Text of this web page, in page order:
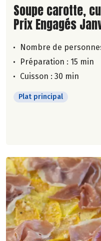
Lire la suite de
Soupe carotte,
Prix Engagés
Nombre de
Préparation : 15 min
Cuisson : 30 min
Plat principal